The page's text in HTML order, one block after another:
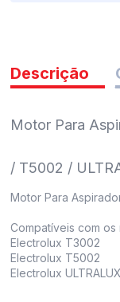
Descrição
Motor Para
/ T5002 /
Motor Para
Compatíveis com
Electrolux T3002
Electrolux T5002
Electrolux